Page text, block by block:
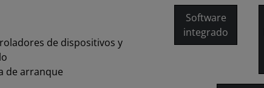
de dispositivos y
de arranque
Software
integrado